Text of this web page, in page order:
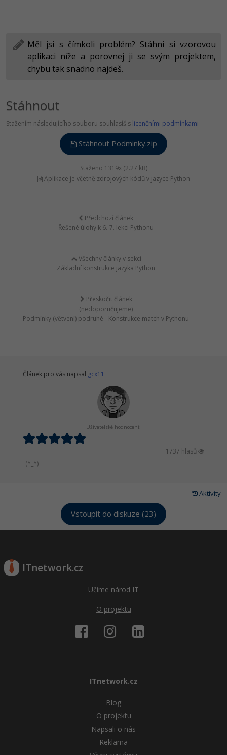
Měl jsi s čímkoli problém? Stáhni si vzorovou
aplikaci níže a porovnej ji se svým projektem,
chybu tak snadno najdeš.
Stáhnout
Stažením následujícího souboru souhlasíš s licenčními podmínkami
Stáhnout Podminky.zip
Staženo 1319x (2.27 kB)
Aplikace je včetně zdrojových kódů v jazyce Python
Předchozí článek
Řešené úlohy k 6.-7. lekci Pythonu
Všechny články v sekci
Základní konstrukce jazyka Python
Přeskočit článek
(nedoporučujeme)
Podmínky (větvení) podruhé - Konstrukce match v Pythonu
Článek pro vás napsal gcx11
Uživatelské hodnocení:
1737 hlasů
(^_^)
Aktivity
Vstoupit do diskuze (23)
ITnetwork.cz
Učíme národ IT
O projektu
ITnetwork.cz
Blog
O projektu
Napsali o nás
Reklama